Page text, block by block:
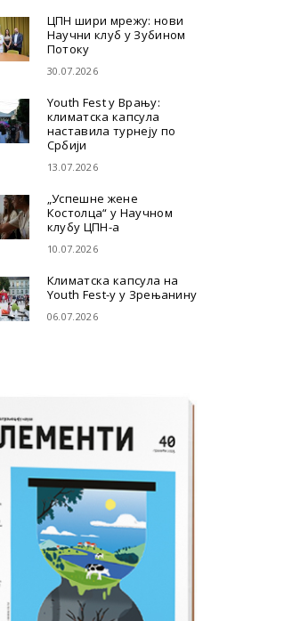
ЦПН шири мрежу: нови
Научни клуб у Зубином
Потоку
30.07.2026
Youth Fest у Врању:
климатска капсула
наставила турнеју по
Србији
13.07.2026
„Успешне жене
Костолца“ у Научном
клубу ЦПН-а
10.07.2026
Климатска капсула на
Youth Fest-у у Зрењанину
06.07.2026